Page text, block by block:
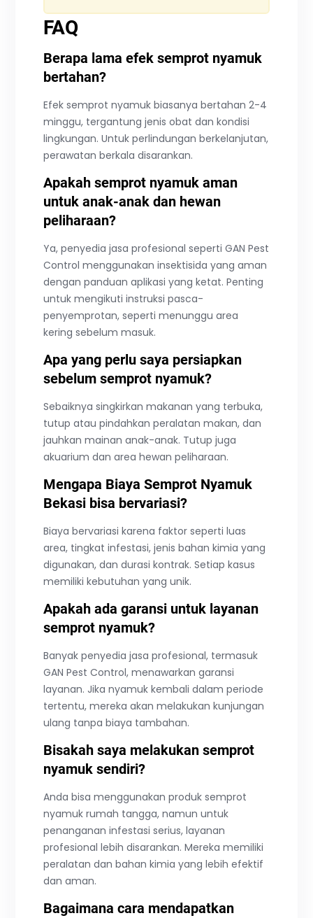
FAQ
Berapa lama efek semprot nyamuk
bertahan?
Efek semprot nyamuk biasanya bertahan 2-4
minggu, tergantung jenis obat dan kondisi
lingkungan. Untuk perlindungan berkelanjutan,
perawatan berkala disarankan.
Apakah semprot nyamuk aman
untuk anak-anak dan hewan
peliharaan?
Ya, penyedia jasa profesional seperti GAN Pest
Control menggunakan insektisida yang aman
dengan panduan aplikasi yang ketat. Penting
untuk mengikuti instruksi pasca-
penyemprotan, seperti menunggu area
kering sebelum masuk.
Apa yang perlu saya persiapkan
sebelum semprot nyamuk?
Sebaiknya singkirkan makanan yang terbuka,
tutup atau pindahkan peralatan makan, dan
jauhkan mainan anak-anak. Tutup juga
akuarium dan area hewan peliharaan.
Mengapa Biaya Semprot Nyamuk
Bekasi bisa bervariasi?
Biaya bervariasi karena faktor seperti luas
area, tingkat infestasi, jenis bahan kimia yang
digunakan, dan durasi kontrak. Setiap kasus
memiliki kebutuhan yang unik.
Apakah ada garansi untuk layanan
semprot nyamuk?
Banyak penyedia jasa profesional, termasuk
GAN Pest Control, menawarkan garansi
layanan. Jika nyamuk kembali dalam periode
tertentu, mereka akan melakukan kunjungan
ulang tanpa biaya tambahan.
Bisakah saya melakukan semprot
nyamuk sendiri?
Anda bisa menggunakan produk semprot
nyamuk rumah tangga, namun untuk
penanganan infestasi serius, layanan
profesional lebih disarankan. Mereka memiliki
peralatan dan bahan kimia yang lebih efektif
dan aman.
Bagaimana cara mendapatkan